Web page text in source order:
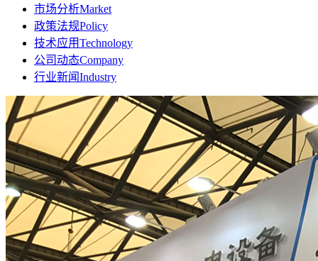
市场分析Market
政策法规Policy
技术应用Technology
公司动态Company
行业新闻Industry